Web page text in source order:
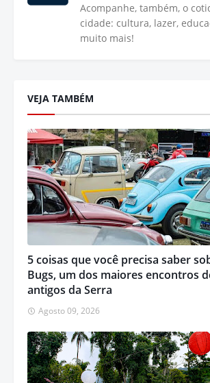
Acompanhe, também, o
cidade: cultura, lazer,
muito mais!
VEJA TAMBÉM
5 coisas que você precisa saber
Bugs, um dos maiores encontros
antigos da Serra
Agosto 09, 2026